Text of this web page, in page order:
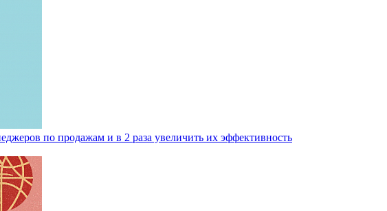
по продажам и в 2 раза увеличить их эффективность